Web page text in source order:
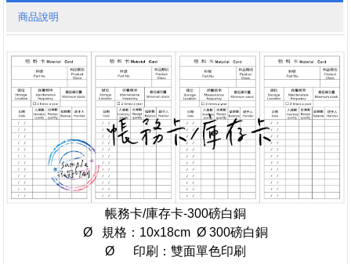
商品說明
帳務卡/庫存卡-300磅白銅
Ø 規格：10x18cm Ø 300磅白銅
Ø 印刷：雙面單色印刷